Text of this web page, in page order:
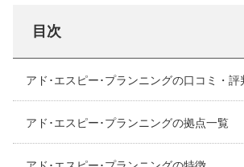
目次
アド･エスピー･プランニングの口コミ・評
アド･エスピー･プランニングの拠点一覧